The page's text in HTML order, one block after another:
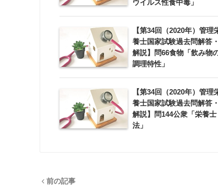
ウイルス性食中毒」
【第34回（2020年）管理
養士国家試験過去問解答・
解説】問66食物「飲み物
調理特性」
【第34回（2020年）管理
養士国家試験過去問解答・
解説】問144公衆「栄養士
法」
前の記事